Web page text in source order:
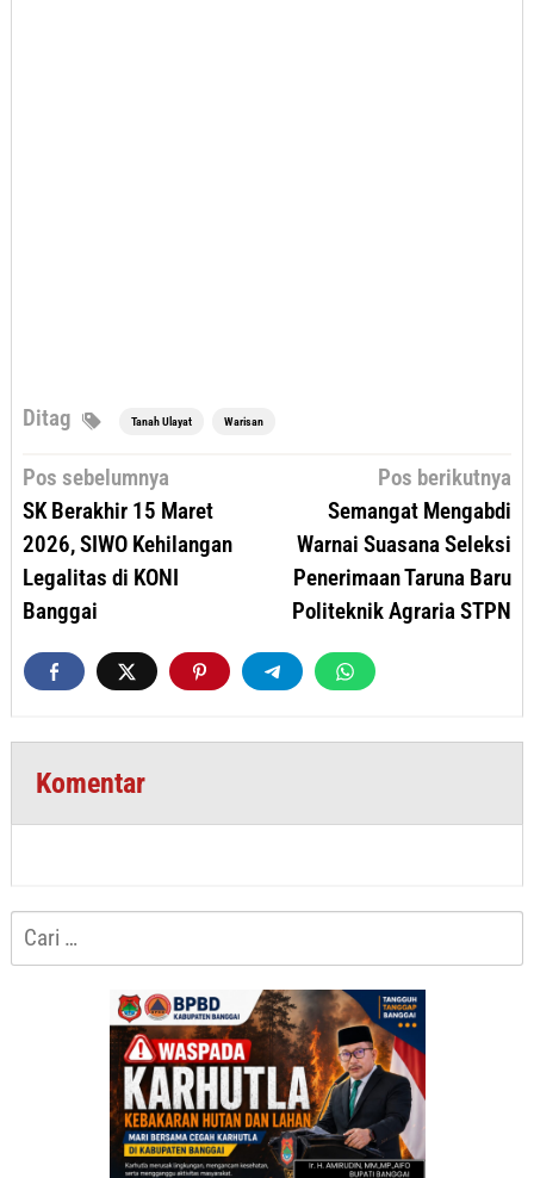
Ditag Tanah Ulayat Warisan
Navigasi
Pos sebelumnya
SK Berakhir 15 Maret
2026, SIWO Kehilangan
Legalitas di KONI
Banggai
Pos berikutnya
Semangat Mengabdi
Warnai Suasana Seleksi
Penerimaan Taruna Baru
Politeknik Agraria STPN
Komentar
Cari
untuk: